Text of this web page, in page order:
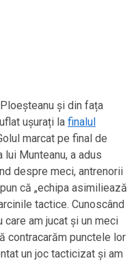
și din fața
ușurați la finalul
marcat pe final de
lui Munteanu, a adus
despre meci, antrenorii
că „echipa asimiliează
tactice. Cunoscând
am jucat și un meci
contracarăm punctele lor
un joc tacticizat și am